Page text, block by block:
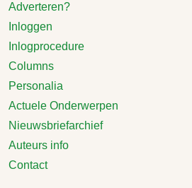
Adverteren?
Inloggen
Inlogprocedure
Columns
Personalia
Actuele Onderwerpen
Nieuwsbriefarchief
Auteurs info
Contact